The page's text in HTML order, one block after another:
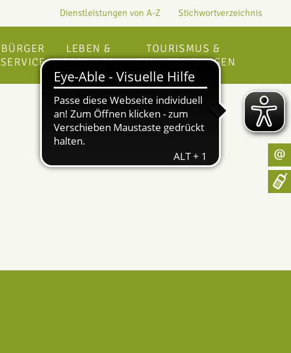
Dienstleistungen von A-Z Stichwortverzeichnis
BÜRGER
SERVICE
LEBEN &
SOZIALES
TOURISMUS &
VERANSTALTUNGEN